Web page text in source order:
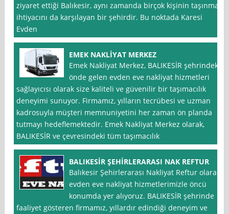
ziyaret ettiği Balıkesir, aynı zamanda birçok kişinin taşınma
ihtiyacını da karşılayan bir şehirdir. Bu noktada Karesi
Evden
EMEK NAKLİYAT MERKEZ
Emek Nakliyat Merkez, BALIKESİR şehrindeki
önde gelen evden eve nakliyat hizmetleri
sağlayıcısı olarak size kaliteli ve güvenilir bir taşımacılık
deneyimi sunuyor. Firmamız, yılların tecrübesi ve uzman
kadrosuyla müşteri memnuniyetini her zaman ön planda
tutmayı hedeflemektedir. Emek Nakliyat Merkez olarak,
BALIKESİR ve çevresindeki tüm taşımacılık
BALIKESİR ŞEHİRLERARASI NAK REFTUR
Balıkesir Şehirlerarası Nakliyat Reftur olarak,
evden eve nakliyat hizmetlerimizle öncü
konumda yer alıyoruz. BALIKESİR şehrinde
faaliyet gösteren firmamız, yıllardır edindiği deneyim ve